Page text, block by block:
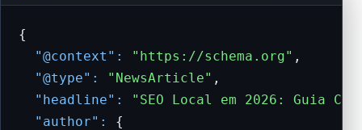
{
"@context":
"https://schema.org" ,
"@type":
"NewsArticle" ,
"headline":
"SEO Local em 2026: Guia
"author":
{